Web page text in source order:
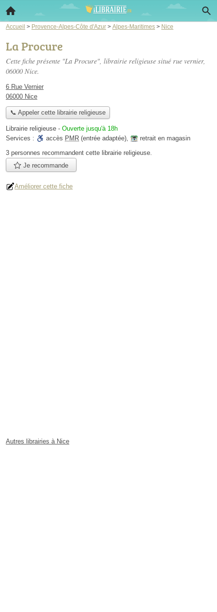
Accueil > Provence-Alpes-Côte d'Azur > Alpes-Maritimes > Nice
La Procure
Cette fiche présente "La Procure", librairie religieuse situé rue vernier,
06000 Nice.
6 Rue Vernier
06000 Nice
📞 Appeler cette librairie religieuse
Librairie religieuse - Ouverte jusqu'à 18h
Services :
accès PMR (entrée adaptée),
retrait en magasin
3 personnes recommandent cette librairie religieuse.
Je recommande
Améliorer cette fiche
Autres librairies à Nice